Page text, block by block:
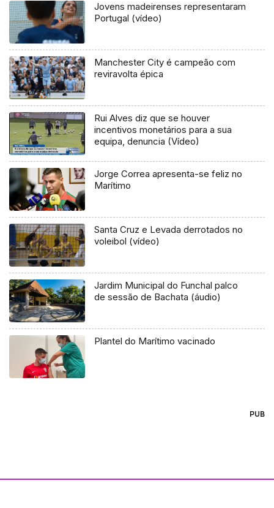
Jovens madeirenses representaram
Portugal (vídeo)
Manchester City é campeão com
reviravolta épica
Rui Alves diz que se houver
incentivos monetários para a sua
equipa, denuncia (Vídeo)
Jorge Correa apresenta-se feliz no
Marítimo
Santa Cruz e Levada derrotados no
voleibol (vídeo)
Jardim Municipal do Funchal palco
de sessão de Bachata (áudio)
Plantel do Marítimo vacinado
PUB